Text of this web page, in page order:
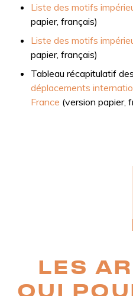
Liste des motifs
papier, français)
Liste des motifs
papier, français)
Tableau récapitulatif des
déplacements
France (version papier,
LES
QUI